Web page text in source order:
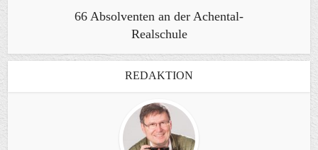
66 Absolventen an der Achental-
Realschule
REDAKTION